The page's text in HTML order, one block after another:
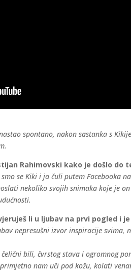
spontano, nakon sastanka s
Rahimovski kako je došlo do
se Kiki i ja čuli putem
nekoliko svojih snimaka koje je
li u ljubav na prvi pogled i
nepresušni izvor inspiracije svima,
bili, čvrstog stava i ogromnog
nam uči pod kožu, kolati